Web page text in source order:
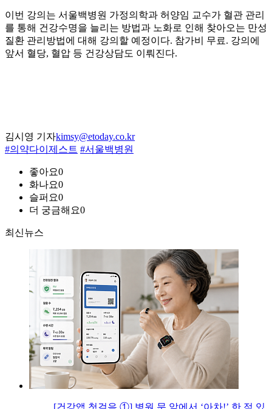
이번 강의는 서울백병원 가정의학과 허양임 교수가 혈관 관리
를 통해 건강수명을 늘리는 방법과 노화로 인해 찾아오는 만성
질환 관리방법에 대해 강의할 예정이다. 참가비 무료. 강의에
앞서 혈당, 혈압 등 건강상담도 이뤄진다.
김시영 기자kimsy@etoday.co.kr
#의약다이제스트 #서울백병원
좋아요0
화나요0
슬퍼요0
더 궁금해요0
최신뉴스